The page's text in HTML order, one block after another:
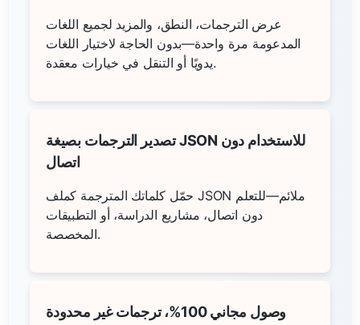
عرض الترجمات، النطق، والمزيد لجميع اللغات
المدعومة مرة واحدة—بدون الحاجة لاختيار اللغات
يدويًا أو التنقل في خيارات معقدة.
تصدير الترجمات بصيغة JSON للاستخدام دون
اتصال
حمّل كلماتك المترجمة كملف JSON ملائم—للتعلم
دون اتصال، مشاريع الدراسة، أو التطبيقات
المخصصة.
وصول مجاني 100%، ترجمات غير محدودة